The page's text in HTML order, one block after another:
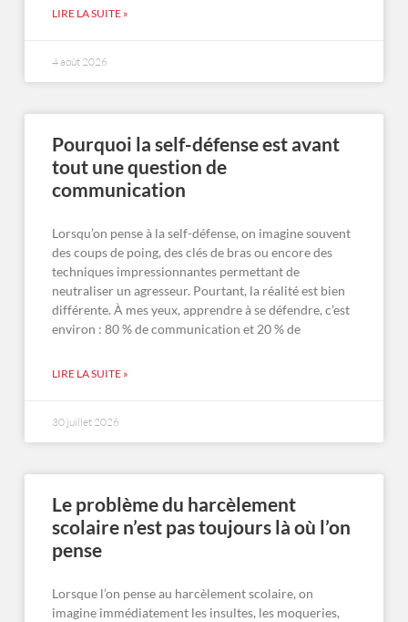
LIRE LA SUITE »
4 août 2026
Pourquoi la self-défense est avant
tout une question de
communication
Lorsqu’on pense à la self-défense, on imagine souvent
des coups de poing, des clés de bras ou encore des
techniques impressionnantes permettant de
neutraliser un agresseur. Pourtant, la réalité est bien
différente. À mes yeux, apprendre à se défendre, c’est
environ : 80 % de communication et 20 % de
LIRE LA SUITE »
30 juillet 2026
Le problème du harcèlement
scolaire n’est pas toujours là où l’on
pense
Lorsque l’on pense au harcèlement scolaire, on
imagine immédiatement les insultes, les moqueries,